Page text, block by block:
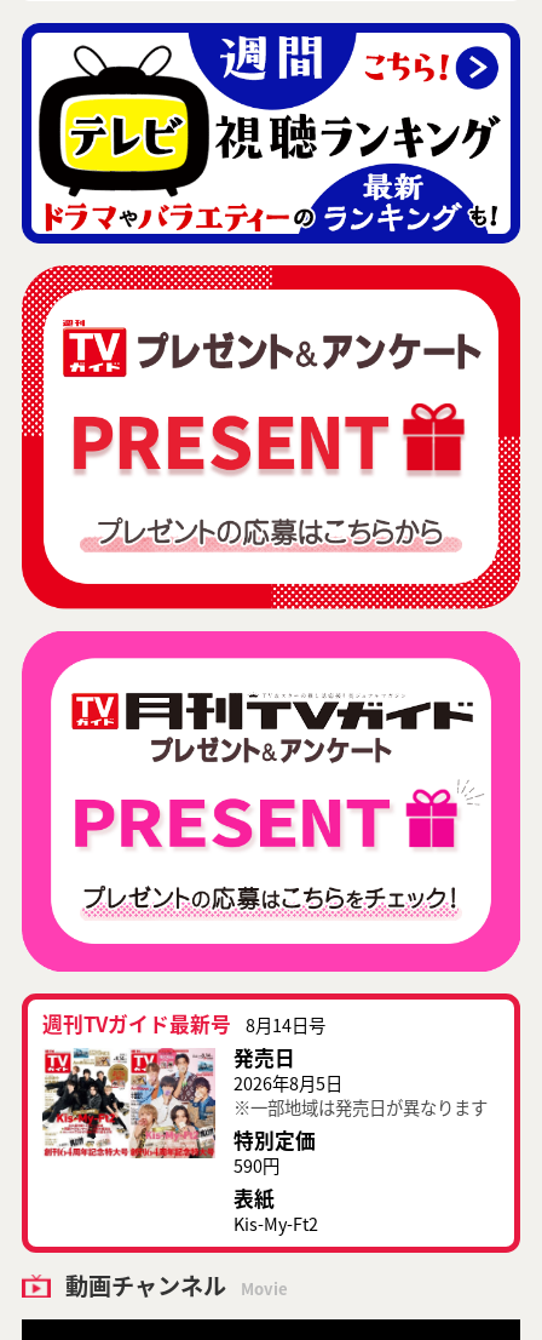
週刊TVガイド最新号 8月14日号
発売日
2026年8月5日
※一部地域は発売日が異なります
特別定価
590円
表紙
Kis-My-Ft2
動画チャンネル Movie